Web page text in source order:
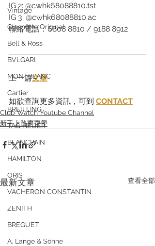
Vintage
Glashütte Original
Bell & Ross
BVLGARI
MONTBLANC
Cartier
BREITLING
TAG HEUER
BLANCPAIN
HAMILTON
ORIS
VACHERON CONSTANTIN
ZENITH
BREGUET
A. Lange & Söhne
IG 2: @cwhk68088810.tst
IG 3: @cwhk68088810.ac
聯絡電話：6808 8810 / 9188 8912
上一篇文章
如欲查詢更多資訊，可到 CONTACT
Club Watch Youtube Channel
新手上路齊齊學
最新文章 查看全部